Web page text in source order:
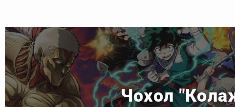
Чохол